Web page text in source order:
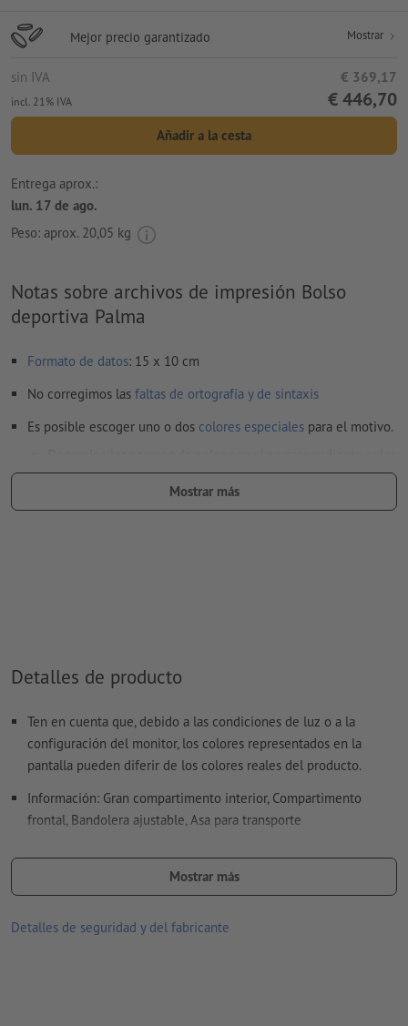
Mejor precio garantizado Mostrar
sin IVA € 369,17
incl. 21% IVA € 446,70
Añadir a la cesta
Entrega aprox.:
lun. 17 de ago.
Peso: aprox. 20,05 kg
Notas sobre archivos de impresión Bolso
deportiva Palma
Formato de datos: 15 x 10 cm
No corregimos las faltas de ortografía y de sintaxis
Es posible escoger uno o dos colores especiales para el motivo.
objetivo del espacio de color Pantone FORMULA GUIDE
Solid Coated (p.e. «Pantone 286 C»).
datos vectorialesen nuestro centro de ayuda.
¿Cómo creo archivos de impresión correctamente?
Mostrar más
Detalles de producto
Ten en cuenta que, debido a las condiciones de luz o a la
configuración del monitor, los colores representados en la
pantalla pueden diferir de los colores reales del producto.
Información: Gran compartimento interior, Compartimento
frontal, Bandolera ajustable, Asa para transporte
Material: Poliéster (600D)
Mostrar más
Detalles de seguridad y del fabricante